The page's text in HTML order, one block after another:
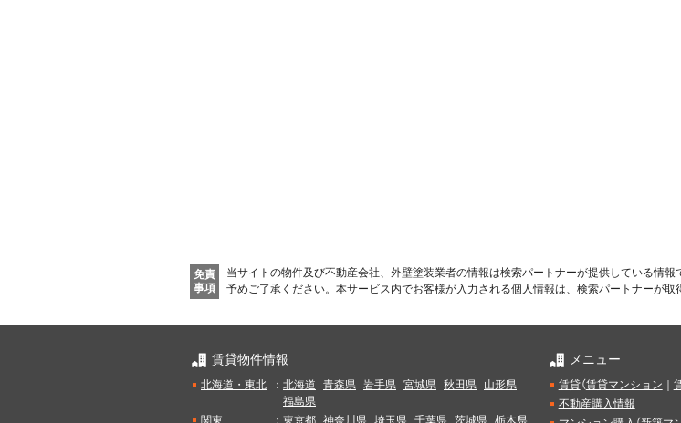
免責
事項
当サイトの物件及び不動産会社、外壁塗装業者の情報は検索パートナーが提供している情
予めご了承ください。 本サービス内でお客様が入力される個人情報は、検索パートナーが
賃貸物件情報
北海道・東北 ： 北海道 青森県 岩手県 宮城県 秋田県
山形県
福島県
メニュー
賃貸（賃貸マンション
不動産購入情報